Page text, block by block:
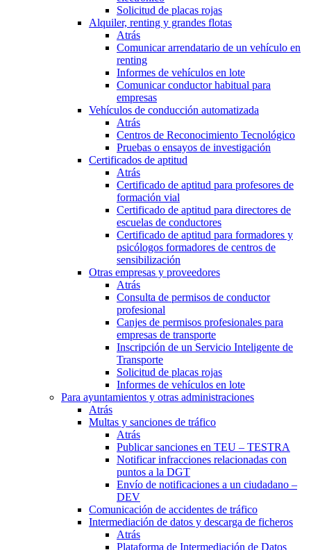
Solicitud de placas rojas
Alquiler, renting y grandes flotas
Atrás
Comunicar arrendatario de un vehículo en
renting
Informes de vehículos en lote
Comunicar conductor habitual para
empresas
Vehículos de conducción automatizada
Atrás
Centros de Reconocimiento Tecnológico
Pruebas o ensayos de investigación
Certificados de aptitud
Atrás
Certificado de aptitud para profesores de
formación vial
Certificado de aptitud para directores de
escuelas de conductores
Certificado de aptitud para formadores y
psicólogos formadores de centros de
sensibilización
Otras empresas y proveedores
Atrás
Consulta de permisos de conductor
profesional
Canjes de permisos profesionales para
empresas de transporte
Inscripción de un Servicio Inteligente de
Transporte
Solicitud de placas rojas
Informes de vehículos en lote
Para ayuntamientos y otras administraciones
Atrás
Multas y sanciones de tráfico
Atrás
Publicar sanciones en TEU – TESTRA
Notificar infracciones relacionadas con
puntos a la DGT
Envío de notificaciones a un ciudadano –
DEV
Comunicación de accidentes de tráfico
Intermediación de datos y descarga de ficheros
Atrás
Plataforma de Intermediación de Datos